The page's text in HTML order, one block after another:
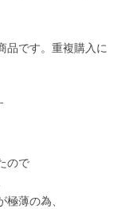
品です。重複購入に
ので
薄の為、